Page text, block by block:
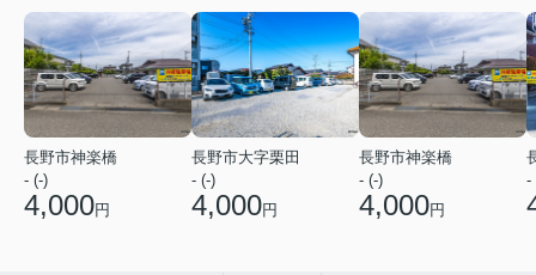
長野市神楽橋
- (-)
4,000円
長野市大字栗田
- (-)
4,000円
長野市神楽橋
- (-)
4,000円
-